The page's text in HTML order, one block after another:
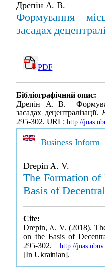
Дрепін А. В.
Формування
засадах
PDF
Бібліографічний опис:
Дрепін А. В.
засадах децентралізації.
295-302. URL: http://
Business Inform
Drepin A. V.
The Formation of
Basis of
Cite:
Drepin, A. V. (2018).
on the Basis of
295-302. http://
[In Ukrainian].